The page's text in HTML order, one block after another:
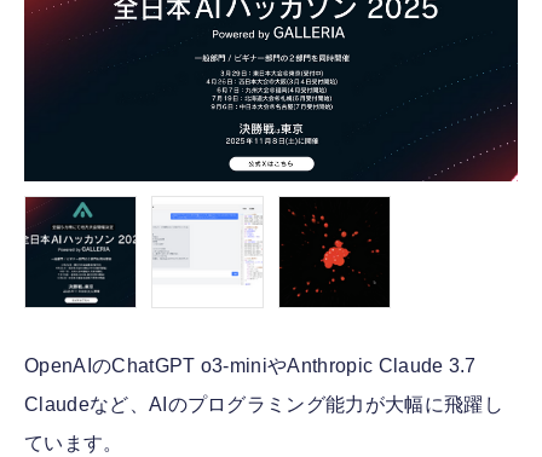
OpenAIのChatGPT o3-miniやAnthropic Claude 3.7
Claudeなど、AIのプログラミング能力が大幅に飛躍し
ています。